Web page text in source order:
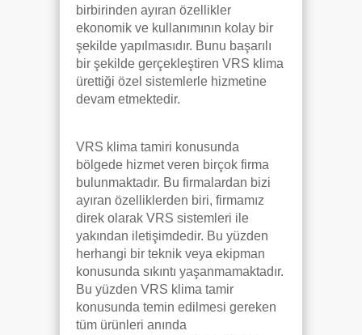
birbirinden ayıran özellikler
ekonomik ve kullanımının kolay bir
şekilde yapılmasıdır. Bunu başarılı
bir şekilde gerçekleştiren VRS klima
ürettiği özel sistemlerle hizmetine
devam etmektedir.
VRS klima tamiri konusunda
bölgede hizmet veren birçok firma
bulunmaktadır. Bu firmalardan bizi
ayıran özelliklerden biri, firmamız
direk olarak VRS sistemleri ile
yakından iletişimdedir. Bu yüzden
herhangi bir teknik veya ekipman
konusunda sıkıntı yaşanmamaktadır.
Bu yüzden VRS klima tamir
konusunda temin edilmesi gereken
tüm ürünleri anında